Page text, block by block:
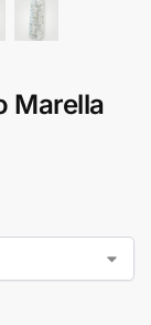
Marella